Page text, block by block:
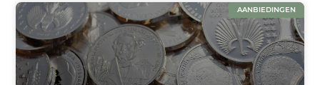
AANBIEDINGEN